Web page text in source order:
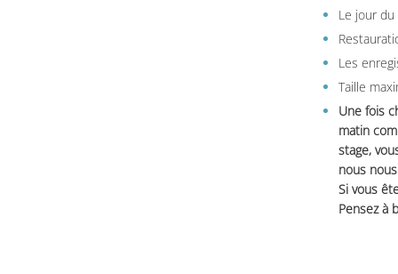
Le jour
Les
Taille
Une fois
matin
stage,
nous
Si vous
Pensez à